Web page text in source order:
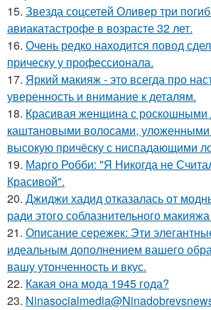
15. Звезда соцсетей Оливер три
авиакатастрофе в возрасте 32 лет.
16. Очень редко находится повод
прическу у профессионала.
17. Яркий макияж - это всегда про
уверенность и внимание к деталям.
18. Красивая женщина с
каштановыми волосами, уложенными
высокую причёску с ниспадающими
19. Марго Робби: "Я Никогда не
Красивой".
20. Джиджи хадид отказалась от
ради этого соблазнительного
21. Описание сережек: Эти
идеальным дополнением вашего
вашу утонченность и вкус.
22. Какая она мода 1945 года?
23.